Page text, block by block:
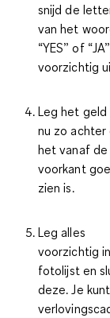
snijd de
van het
“YES” of “JA”
voorzichtig
Leg het geld
nu zo achter
het vanaf de
voorkant
zien is.
Leg alles
voorzichtig
fotolijst en
deze. Je